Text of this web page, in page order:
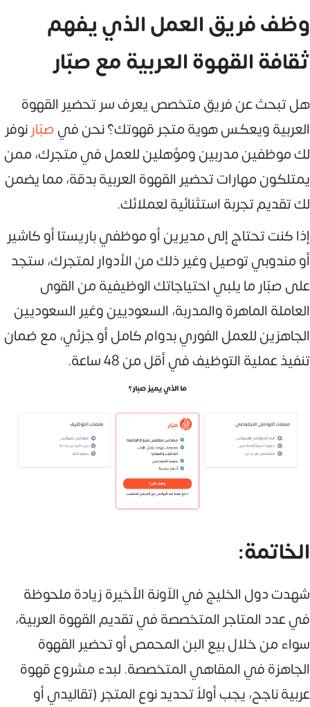
وظف فريق العمل الذي يفهم
ثقافة القهوة العربية مع صبّار
هل تبحث عن فريق متخصص يعرف سر تحضير القهوة
العربية ويعكس هوية متجر قهوتك؟ نحن فيصبّارنوفر
لك موظفين مدربين ومؤهلين للعمل في متجرك، ممن
يمتلكون مهارات تحضير القهوة العربية بدقة، مما يضمن
لك تقديم تجربة استثنائية لعملائك.
إذا كنت تحتاج إلى مديرين أو موظفي باريستا أو كاشير
أو مندوبي توصيل وغير ذلك من الأدوار لمتجرك، ستجد
على صبّار ما يلبي احتياجاتك الوظيفية من القوى
العاملة الماهرة والمدربة، السعوديين وغير السعوديين
الجاهزين للعمل الفوري بدوام كامل أو جزئي، مع ضمان
تنفيذ عملية التوظيف في أقل من 48 ساعة.
الخاتمة:
شهدت دول الخليج في الآونة الأخيرة زيادة ملحوظة
في عدد المتاجر المتخصصة في تقديم القهوة العربية،
سواء من خلال بيع البن المحمص أو تحضير القهوة
الجاهزة في المقاهي المتخصصة. لبدء مشروع قهوة
عربية ناجح، يجب أولاً تحديد نوع المتجر (تقاليدي أو